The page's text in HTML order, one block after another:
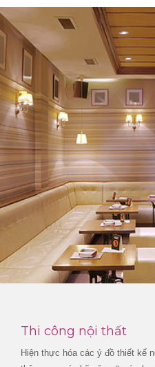
Thi công nội thất
Hiện thực hóa các ý đồ thiết kế